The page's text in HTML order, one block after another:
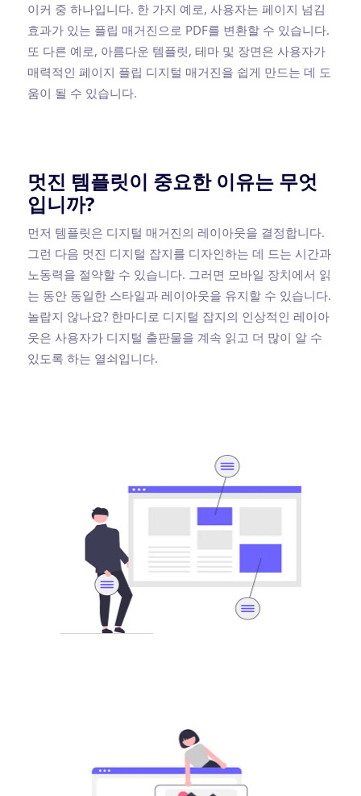
이커 중 하나입니다. 한 가지 예로, 사용자는 페이지 넘김
효과가 있는 플립 매거진으로 PDF를 변환할 수 있습니다.
또 다른 예로, 아름다운 템플릿, 테마 및 장면은 사용자가
매력적인 페이지 플립 디지털 매거진을 쉽게 만드는 데 도
움이 될 수 있습니다.
멋진 템플릿이 중요한 이유는 무엇
입니까?
먼저 템플릿은 디지털 매거진의 레이아웃을 결정합니다.
그런 다음 멋진 디지털 잡지를 디자인하는 데 드는 시간과
노동력을 절약할 수 있습니다. 그러면 모바일 장치에서 읽
는 동안 동일한 스타일과 레이아웃을 유지할 수 있습니다.
놀랍지 않나요? 한마디로 디지털 잡지의 인상적인 레이아
웃은 사용자가 디지털 출판물을 계속 읽고 더 많이 알 수
있도록 하는 열쇠입니다.